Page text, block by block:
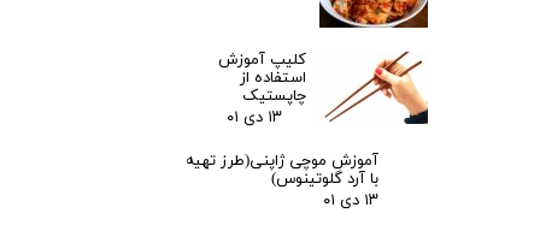
کلیپ آموزش
استفاده از
چاپستیک
۱۳ دی ۰۱
آموزش موچی ژاپنی(طرز تهیه
با آرد گلوتینوس)
۱۳ دی ۰۱